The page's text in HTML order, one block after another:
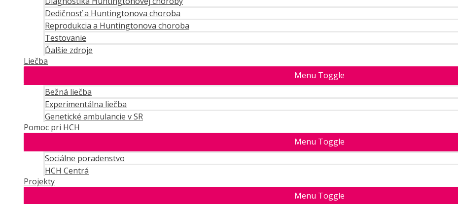
Dedičnosť a Huntingtonova choroba
Reprodukcia a Huntingtonova choroba
Testovanie
Ďalšie zdroje
Liečba
Menu Toggle
Bežná liečba
Experimentálna liečba
Genetické ambulancie v SR
Pomoc pri HCH
Menu Toggle
Sociálne poradenstvo
HCH Centrá
Projekty
Menu Toggle